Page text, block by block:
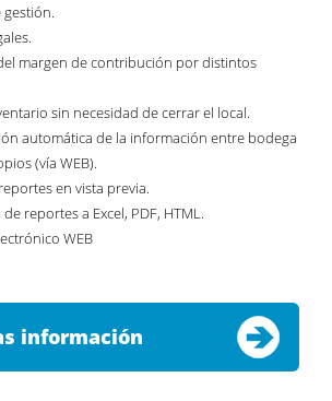
gestión.
margen de contribución por distintos
sin necesidad de cerrar el local.
automática de la información entre bodega
(vía WEB).
en vista previa.
reportes a Excel, PDF, HTML.
WEB
información